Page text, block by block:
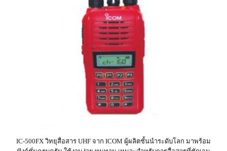
IC-500FX วิทยุสื่อสาร UHF จาก ICOM ผู้ผลิตชั้นนำระดับโลก มาพร้อม